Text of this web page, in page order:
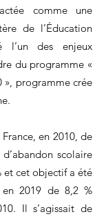
comme une
de l’Éducation
des enjeux
du programme «
», programme crée
en 2010, de
scolaire
et cet objectif a été
2019 de 8,2 %
Il s’agissait de